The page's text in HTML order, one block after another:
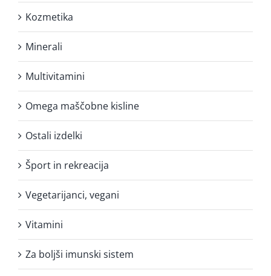
Kozmetika
Minerali
Multivitamini
Omega maščobne kisline
Ostali izdelki
Šport in rekreacija
Vegetarijanci, vegani
Vitamini
Za boljši imunski sistem